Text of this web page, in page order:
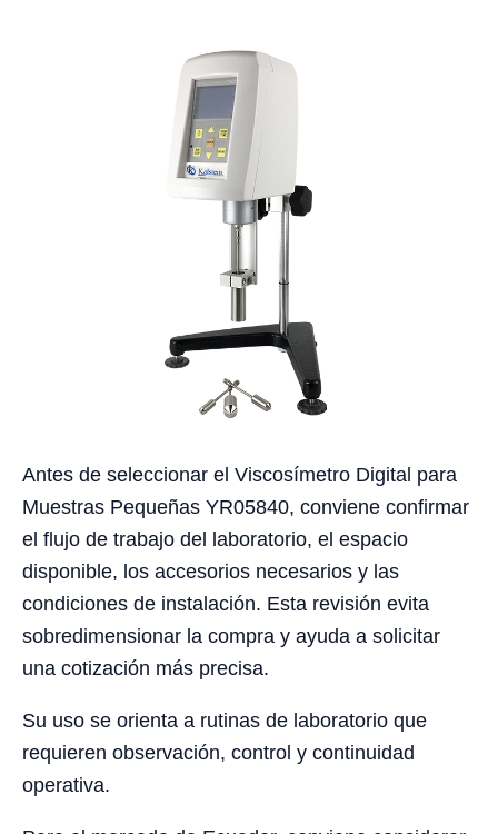
Antes de seleccionar el Viscosímetro Digital para
Muestras Pequeñas YR05840, conviene confirmar
el flujo de trabajo del laboratorio, el espacio
disponible, los accesorios necesarios y las
condiciones de instalación. Esta revisión evita
sobredimensionar la compra y ayuda a solicitar
una cotización más precisa.
Su uso se orienta a rutinas de laboratorio que
requieren observación, control y continuidad
operativa.